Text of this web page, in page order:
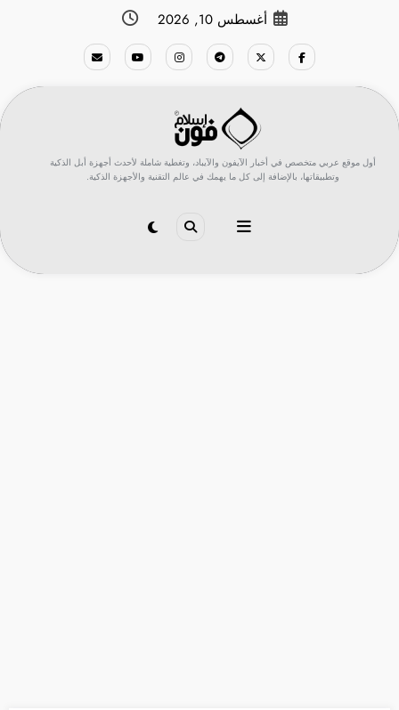
أغسطس 10, 2026
أول موقع عربي متخصص في أخبار الآيفون والآيباد، وتغطية شاملة لأحدث أجهزة أبل الذكية
وتطبيقاتها، بالإضافة إلى كل ما يهمك في عالم التقنية والأجهزة الذكية.